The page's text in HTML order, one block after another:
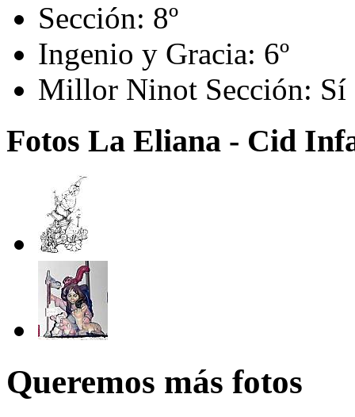
Sección: 8º
Ingenio y Gracia: 6º
Millor Ninot Sección: Sí
Fotos La Eliana - Cid
Queremos más fotos